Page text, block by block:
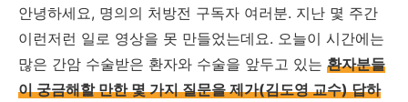
안녕하세요, 명의의 처방전 구독자 여러분. 지난 몇 주간
이런저런 일로 영상을 못 만들었는데요. 오늘이 시간에는
많은 간암 수술받은 환자와 수술을 앞두고 있는 환자분들
이 궁금해할 만한 몇 가지 질문을 제가(김도영 교수) 답하